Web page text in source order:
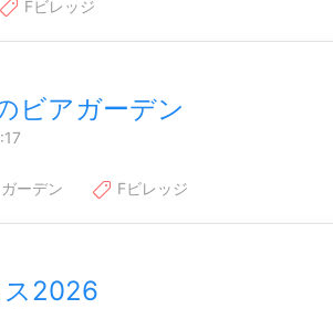
Fビレッジ
ビアガーデン
ーデン Fビレッジ
2026